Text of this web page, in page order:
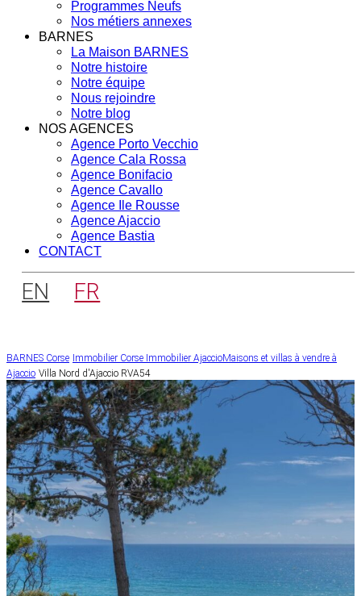
Programmes Neufs
Nos métiers annexes
BARNES
La Maison BARNES
Notre histoire
Notre équipe
Nous rejoindre
Notre blog
NOS AGENCES
Agence Porto Vecchio
Agence Cala Rossa
Agence Bonifacio
Agence Cavallo
Agence Ile Rousse
Agence Ajaccio
Agence Bastia
CONTACT
EN FR
BARNES Corse Immobilier Corse Immobilier AjaccioMaisons et villas à vendre à
Ajaccio Villa Nord d'Ajaccio RVA54